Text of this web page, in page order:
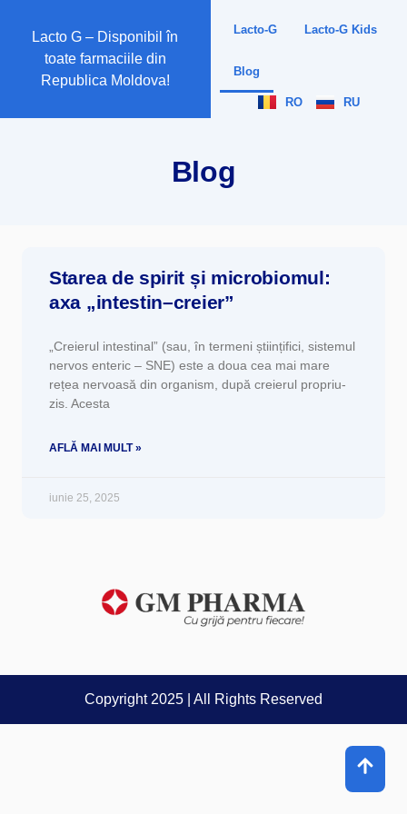
Lacto G – Disponibil în
toate farmaciile din
Republica Moldova!
Lacto-G Lacto-G Kids
Blog
RO RU
Blog
Starea de spirit și microbiomul:
axa „intestin–creier”
„Creierul intestinal” (sau, în termeni științifici, sistemul
nervos enteric – SNE) este a doua cea mai mare
rețea nervoasă din organism, după creierul propriu-
zis. Acesta
AFLĂ MAI MULT »
iunie 25, 2025
Copyright 2025 | All Rights Reserved